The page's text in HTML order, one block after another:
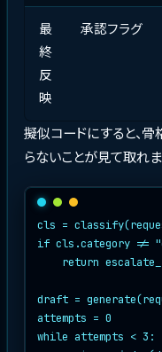
最
終
反
映
承認フラグ
擬似コードにすると、
らないことが見て取れま
cls =
if cls.category !=
return
draft =
attempts = 0
while attempts < 3: